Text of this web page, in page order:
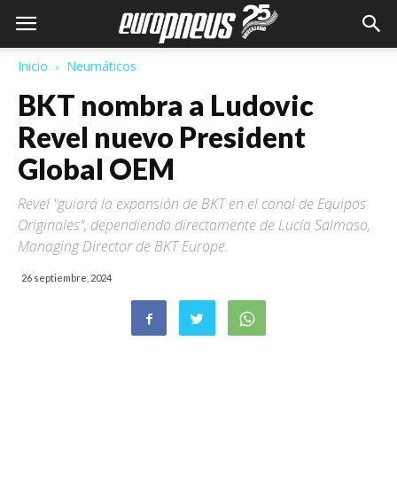
Inicio Neumáticos
BKT nombra a Ludovic
Revel nuevo President
Global OEM
Revel "guiará la expansión de BKT en el canal de Equipos
Originales", dependiendo directamente de Lucía Salmaso,
Managing Director de BKT Europe.
26 septiembre, 2024